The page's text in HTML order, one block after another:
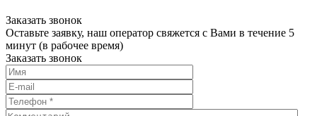
Заказать звонок
Оставьте заявку, наш оператор свяжется с Вами в течение 5
минут (в рабочее время)
Заказать звонок